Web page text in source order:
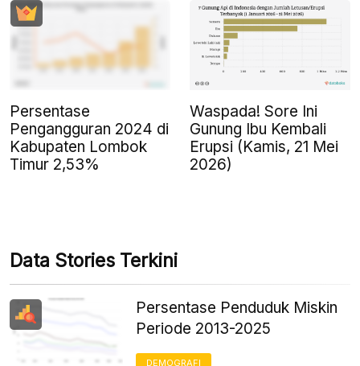
Persentase
Pengangguran 2024 di
Kabupaten Lombok
Timur 2,53%
Waspada! Sore Ini
Gunung Ibu Kembali
Erupsi (Kamis, 21 Mei
2026)
Data Stories Terkini
Persentase Penduduk Miskin
Periode 2013-2025
DEMOGRAFI